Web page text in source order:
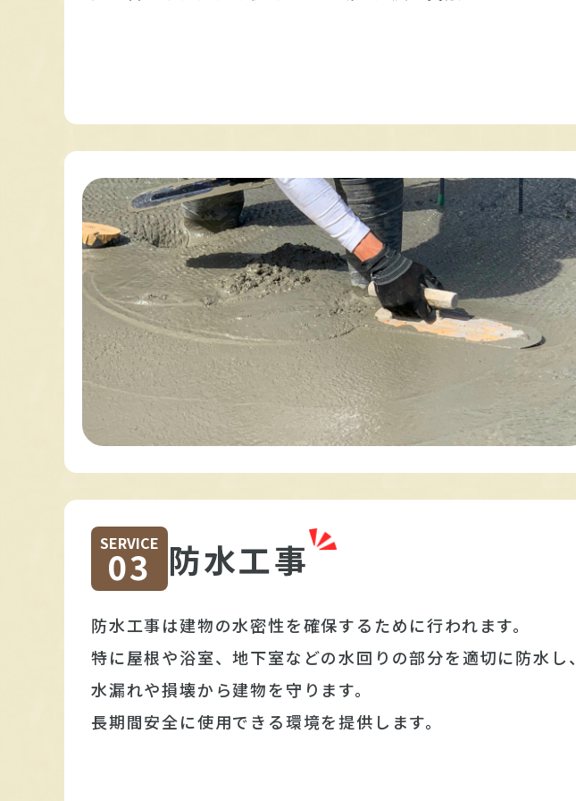
SERVICE
03 防水工事
防水工事は建物の水密性を確保するために行われます。
特に屋根や浴室、地下室などの水回りの部分を適切に防水し、
水漏れや損壊から建物を守ります。
長期間安全に使用できる環境を提供します。